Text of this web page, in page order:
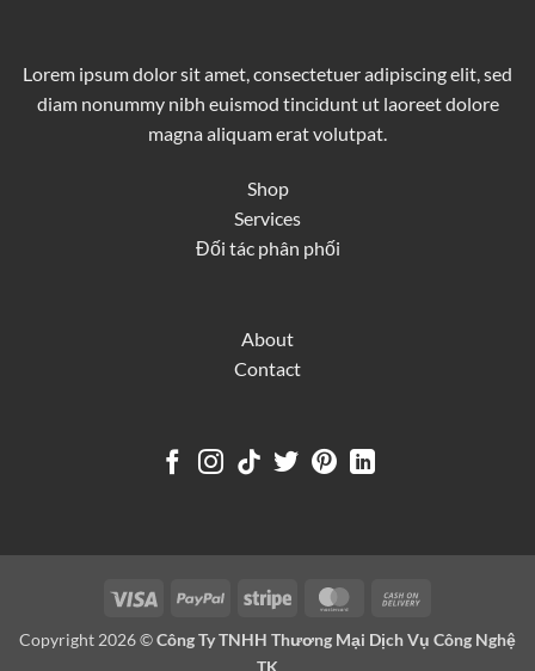
Lorem ipsum dolor sit amet, consectetuer adipiscing elit, sed
diam nonummy nibh euismod tincidunt ut laoreet dolore
magna aliquam erat volutpat.
Shop
Services
Đối tác phân phối
About
Contact
Visa PayPal Stripe MasterCard
Delivery
Copyright 2026 ©Công Ty TNHH Thương Mại Dịch Vụ Công Nghệ
TK